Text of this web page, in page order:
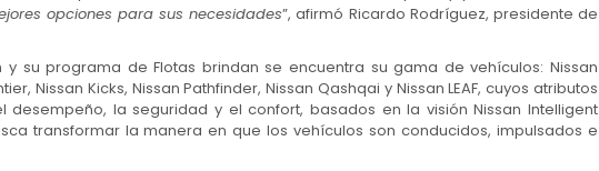
opciones para sus necesidades”, afirmó Ricardo Rodríguez, presidente de
y su programa de Flotas brindan se encuentra su gama de vehículos: Nissan
Nissan Kicks, Nissan Pathfinder, Nissan Qashqai y Nissan LEAF, cuyos atributos
desempeño, la seguridad y el confort, basados en la visión Nissan Intelligent
transformar la manera en que los vehículos son conducidos, impulsados e